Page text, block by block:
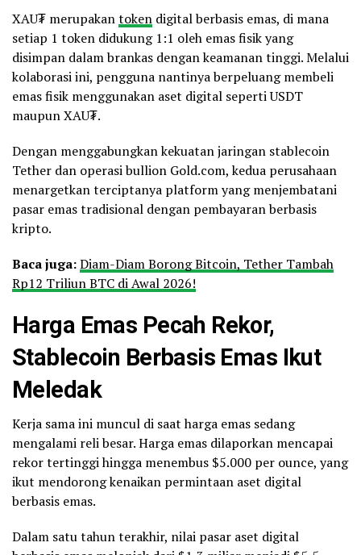
XAU₮ merupakantoken digital berbasis emas, di mana
setiap 1 token didukung 1:1 oleh emas fisik yang
disimpan dalam brankas dengan keamanan tinggi. Melalui
kolaborasi ini, pengguna nantinya berpeluang membeli
emas fisik menggunakan aset digital seperti USDT
maupun XAU₮.
Dengan menggabungkan kekuatan jaringan stablecoin
Tether dan operasi bullion Gold.com, kedua perusahaan
menargetkan terciptanya platform yang menjembatani
pasar emas tradisional dengan pembayaran berbasis
kripto.
Baca juga:Diam-Diam Borong Bitcoin, Tether Tambah
Rp12 Triliun BTC di Awal 2026!
Harga Emas Pecah Rekor,
Stablecoin Berbasis Emas Ikut
Meledak
Kerja sama ini muncul di saat harga emas sedang
mengalami reli besar. Harga emas dilaporkan mencapai
rekor tertinggi hingga menembus $5.000 per ounce, yang
ikut mendorong kenaikan permintaan aset digital
berbasis emas.
Dalam satu tahun terakhir, nilai pasar aset digital